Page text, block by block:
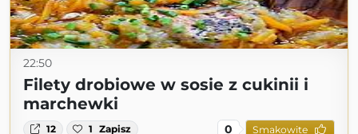
22:50
Filety drobiowe w sosie z cukinii i
marchewki
12 1 Zapisz 0 Smakowite